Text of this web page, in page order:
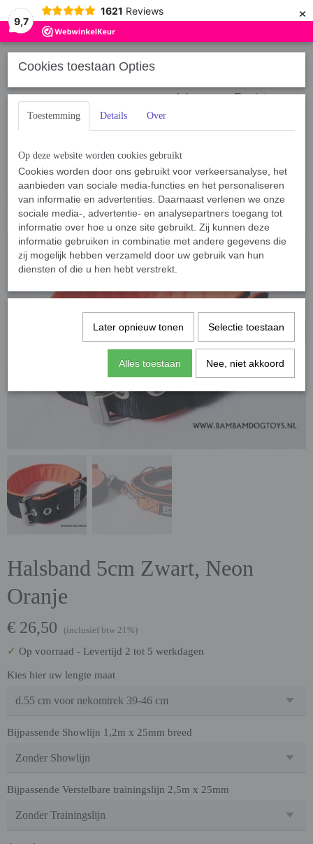
9,7
1621 Reviews ×
Inloggen Registreren
Home › BamBam Dogwear › Halsbanden › 5 cm Neopreenstof gevoerd
Halsband 5cm Zwart, Neon Oranje
Halsband 5cm Zwart, Neon
Oranje
€ 26,50 (inclusief btw 21%)
✓ Op voorraad - Levertijd 2 tot 5 werkdagen
Kies hier uw lengte maat
Bijpassende Showlijn 1,2m x 25mm breed
Bijpassende Verstelbare trainingslijn 2,5m x 25mm
Cookies toestaan Opties
Toestemming Details Over
Op deze website worden cookies gebruikt
Cookies worden door ons gebruikt voor verkeersanalyse, het
aanbieden van sociale media-functies en het personaliseren
van informatie en advertenties. Daarnaast verlenen we onze
sociale media-, advertentie- en analysepartners toegang tot
informatie over hoe u onze site gebruikt. Zij kunnen deze
informatie gebruiken in combinatie met andere gegevens die
zij mogelijk hebben verzameld door uw gebruik van hun
diensten of die u hen hebt verstrekt.
Later opnieuw tonen Selectie toestaan
Alles toestaan Nee, niet akkoord